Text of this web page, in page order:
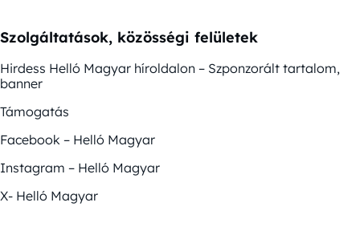
Szolgáltatások, közösségi felületek
Hirdess Helló Magyar híroldalon – Szponzorált tartalom,
banner
Támogatás
Facebook – Helló Magyar
Instagram – Helló Magyar
X- Helló Magyar